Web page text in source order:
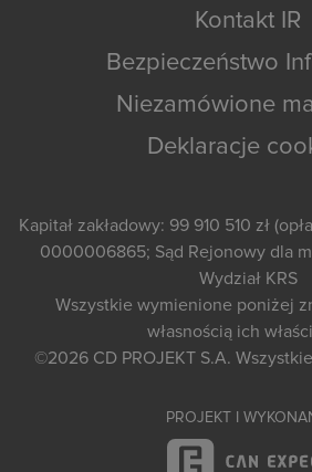
Kontakt IR
Bezpieczeństwo
Niezamówione
Deklaracje
Kapitał zakładowy: 99 910 510 zł
0000006865; Sąd Rejonowy dla
Wydział KRS
Wszystkie wymienione poniżej
własnością ich
©2026 CD PROJEKT S.A.
PROJEKT I